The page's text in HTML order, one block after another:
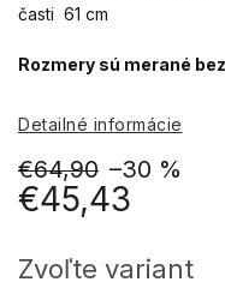
€64,90 –30 %
€45,43
cena:
Zvoľte variant
časti 61 cm
Rozmery sú merané
Detailné informácie